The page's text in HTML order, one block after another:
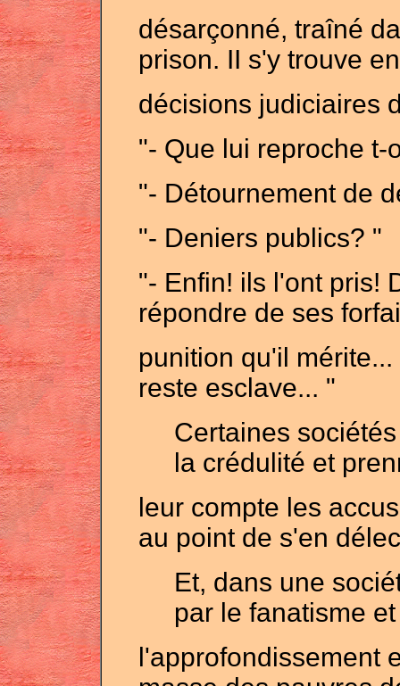
désarçonné, traîné
prison. II s'y trouve
décisions judiciaires
"- Que lui reproche t-
"- Détournement de
"- Deniers publics? "
"- Enfin! ils l'ont pris!
répondre de ses
punition qu'il
reste esclave... "
Certaines
la crédulité et
leur compte les
au point de s'en
Et, dans une
par le fanatisme
l'approfondissement